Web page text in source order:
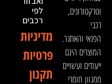
וטרקטורונים,
רכבי
הפנאי והאתגר.
המוצרים הינם
ייעודים ועשויים
ממגוון חומרי
לפי
רכבים
מדיניות
פרטיות
תקנון